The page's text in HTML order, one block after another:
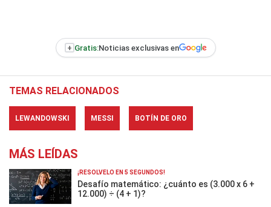
+ Gratis:Noticias exclusivas en
TEMAS RELACIONADOS
LEWANDOWSKI MESSI BOTÍN DE ORO
MÁS LEÍDAS
¡RESOLVELO EN 5 SEGUNDOS!
Desafío matemático: ¿cuánto es (3.000 x 6 +
12.000) ÷ (4 + 1)?